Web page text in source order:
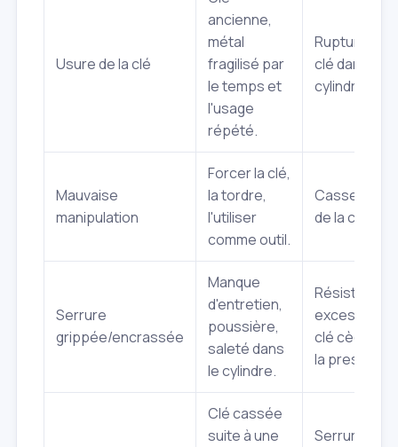
Usure de la clé
ancienne,
métal
fragilisé par
le temps et
l'usage
répété.
Rupture de
clé dans le
cylindre.
Mauvaise
manipulation
Forcer la clé,
la tordre,
l'utiliser
comme outil.
Casse nette
de la clé.
Serrure
grippée/encrassée
Manque
d'entretien,
poussière,
saleté dans
le cylindre.
Résistance
excessive, la
clé cède
la pression.
Clé cassée
suite à une
Serrure